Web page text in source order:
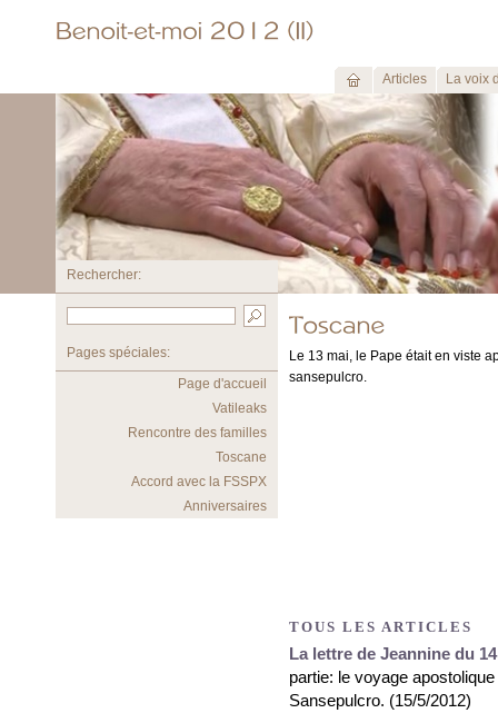
Articles La voix
Rechercher:
Pages spéciales:
Page d'accueil
Vatileaks
Rencontre des familles
Toscane
Accord avec la FSSPX
Anniversaires
Le 13 mai, le Pape était en viste
sansepulcro.
TOUS LES ARTICLES
La lettre de Jeannine du
partie: le voyage
Sansepulcro. (15/5/2012)